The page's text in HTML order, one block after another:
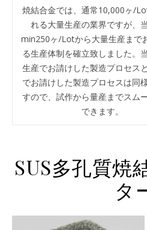
焼結合金では、通常10,000ヶ/
れる大量生産の業界ですが、
min250ヶ/Lotから大量生産まで
る生産体制を確立致しました。
生産でお請けした製造プロセス
でお請けした製造プロセスは同
すので、試作から量産までスム
できます。
SUS多孔質焼
タ